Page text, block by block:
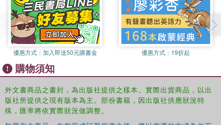
imaginary lands envisioned by authors in Japan.
Using a diverse cross-section of writers and texts as case
studies, this edited volume brings together contributions
from a number of leading international experts in the field
and is written at an accessible level, making it essential
reading for those working in Japanese studies,
colonialism, identity studies and nationalism.
優惠方式： 加入即送50元購書金 優惠方式： 19折起
購物須知
外文書商品之書封，為出版社提供之樣本。實際出貨商品，以出
版社所提供之現有版本為主。部份書籍，因出版社供應狀況特
殊，匯率將依實際狀況做調整。